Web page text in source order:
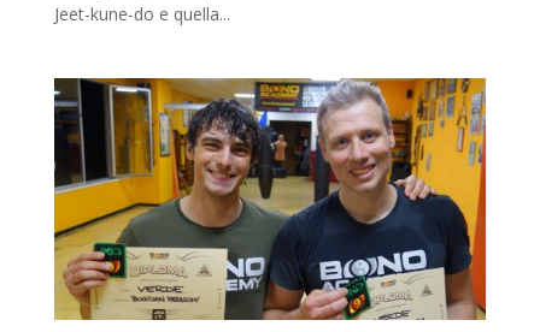
Jeet-kune-do e quella...